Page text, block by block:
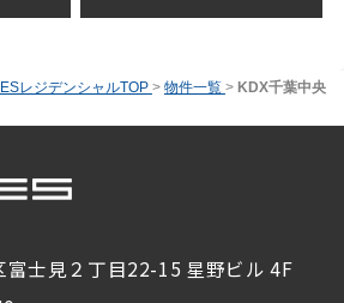
レジデンシャルTOP > 物件一覧 > KDX千葉中央
士見２丁目22-15 星野ビル 4F